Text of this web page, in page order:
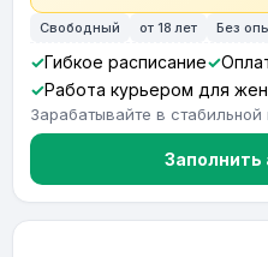
Свободный от 18 лет Без
Гибкое расписание
Работа курьером для
Зарабатывайте в стабильной
Заполнить